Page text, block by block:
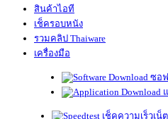
สินค้าไอที
เช็ครอบหนัง
รวมคลิป Thaiware
เครื่องมือ
ซอ
เช็คความเร็วเน็